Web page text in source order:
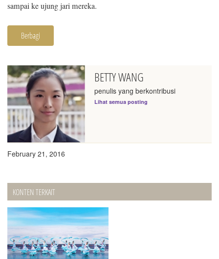
sampai ke ujung jari mereka.
Berbagi
BETTY WANG
penulis yang berkontribusi
Lihat semua posting
February 21, 2016
KONTEN TERKAIT